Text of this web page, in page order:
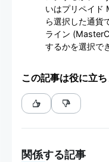
いはプリペイド
ら選択した通貨
ライン
するかを選択で
この記事は役に立
関係する記事